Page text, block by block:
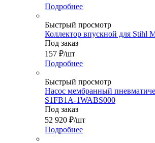
Подробнее
Быстрый просмотр
Коллектор впускной для Stihl
Под заказ
157 ₽/шт
Подробнее
Быстрый просмотр
Насос мембранный
S1FB1A-1WABS000
Под заказ
52 920 ₽/шт
Подробнее